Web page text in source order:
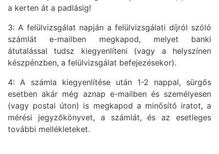
a kerten át a padlásig!
3: A felülvizsgálat napján a felülvizsgálati díjról szóló
számlát e-mailben megkapod, melyet banki
átutalással tudsz kiegyenlíteni (vagy a helyszínen
készpénzben, a felülvizsgálat befejezésekor).
4: A számla kiegyenlítése után 1-2 nappal, sürgős
esetben akár még aznap e-mailben és személyesen
(vagy postai úton) is megkapod a minősítő iratot, a
mérési jegyzőkönyvet, a számlát, és az esetleges
további mellékleteket.